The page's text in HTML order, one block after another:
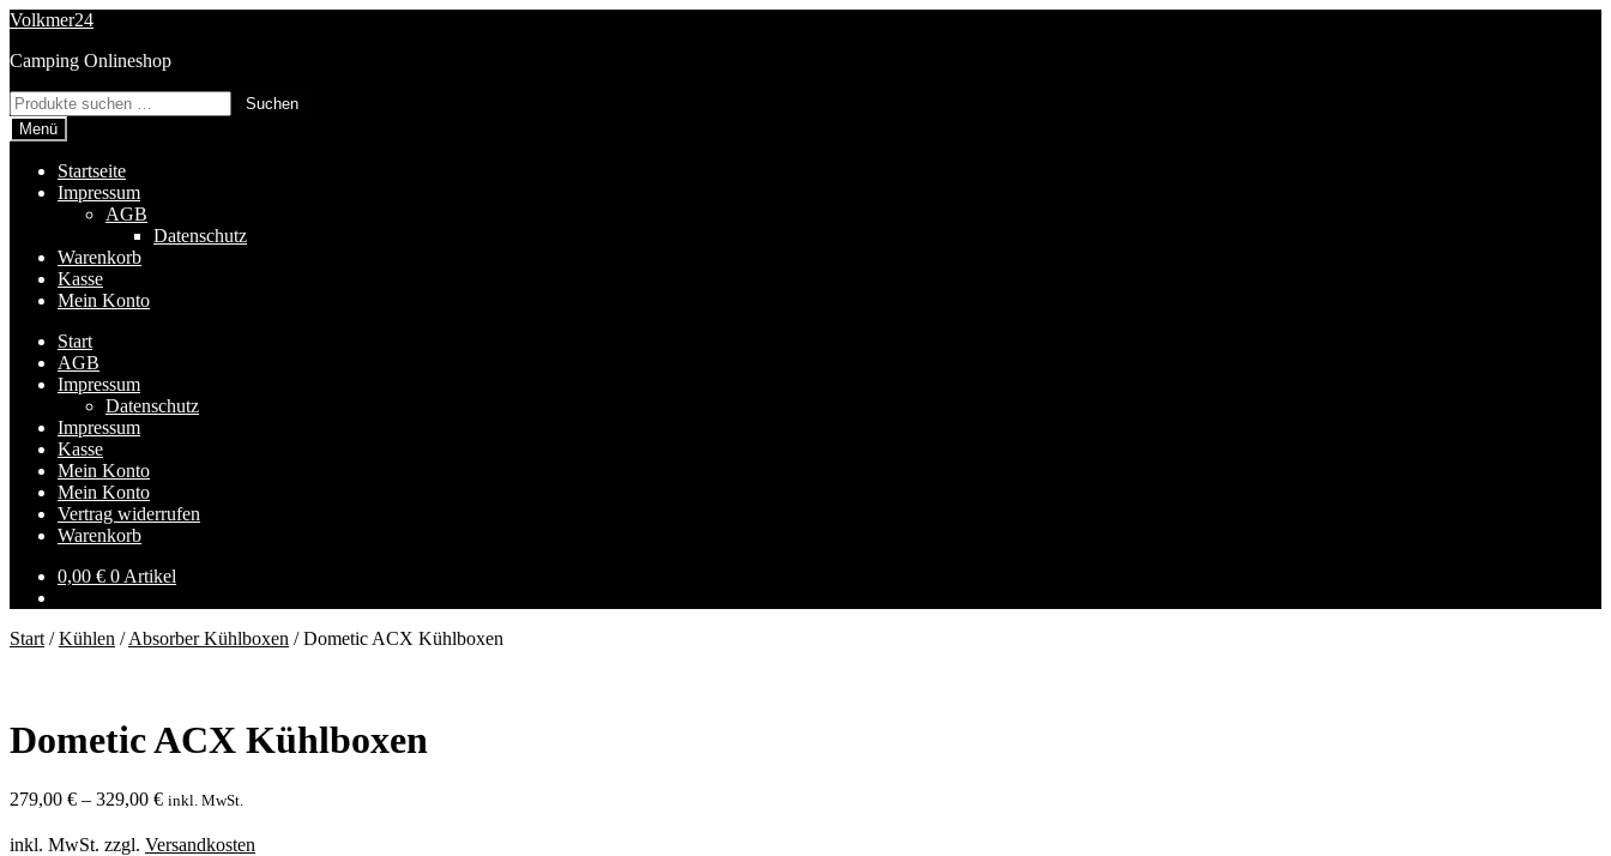
Zur
springen
Zum
springen
Volkmer24
Camping Onlineshop
Suchen
nach:
Suchen
Menü
Startseite
Impressum
AGB
Datenschutz
Warenkorb
Kasse
Mein Konto
Start
AGB
Impressum
Datenschutz
Impressum
Kasse
Mein Konto
Mein Konto
Vertrag widerrufen
Warenkorb
0,00 € 0 Artikel
Start /Kühlen /Absorber Kühlboxen /Dometic ACX Kühlboxen
Dometic ACX Kühlboxen
279,00 € – 329,00 € inkl. MwSt.
inkl. MwSt. zzgl. Versandkosten